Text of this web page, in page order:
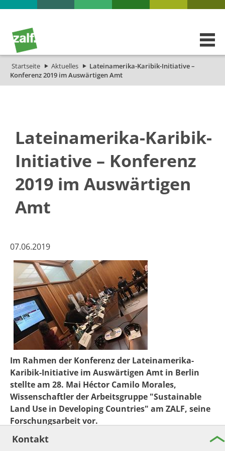
Startseite Aktuelles
Lateinamerika-Karibik-Initiative –
Konferenz 2019 im Auswärtigen Amt
Lateinamerika-Karibik-
Initiative – Konferenz
2019 im Auswärtigen
Amt
07.06.2019
Im Rahmen der Konferenz der Lateinamerika-
Karibik-Initiative im Auswärtigen Amt in Berlin
stellte am 28. Mai Héctor Camilo Morales,
Wissenschaftler der Arbeitsgruppe "Sustainable
Land Use in Developing Countries" am ZALF, seine
Forschungsarbeit vor.
Schwerpunkt des Diskussionsforums war die Frage von
Kontakt